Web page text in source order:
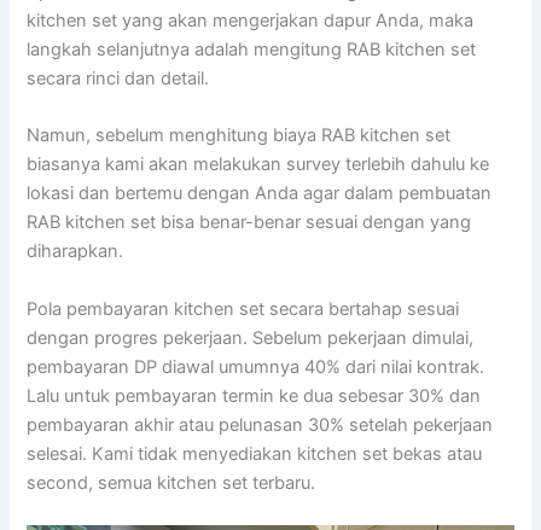
kitchen set yang akan mengerjakan dapur Anda, maka
langkah selanjutnya adalah mengitung RAB kitchen set
secara rinci dan detail.
Namun, sebelum menghitung biaya RAB kitchen set
biasanya kami akan melakukan survey terlebih dahulu ke
lokasi dan bertemu dengan Anda agar dalam pembuatan
RAB kitchen set bisa benar-benar sesuai dengan yang
diharapkan.
Pola pembayaran kitchen set secara bertahap sesuai
dengan progres pekerjaan. Sebelum pekerjaan dimulai,
pembayaran DP diawal umumnya 40% dari nilai kontrak.
Lalu untuk pembayaran termin ke dua sebesar 30% dan
pembayaran akhir atau pelunasan 30% setelah pekerjaan
selesai. Kami tidak menyediakan kitchen set bekas atau
second, semua kitchen set terbaru.